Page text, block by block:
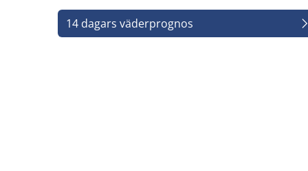
14 dagars väderprognos